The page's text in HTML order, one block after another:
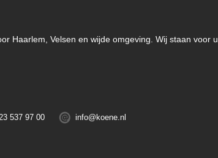
Haarlem, Velsen en wijde omgeving. Wij staan voor u
537 97 00 info@koene.nl